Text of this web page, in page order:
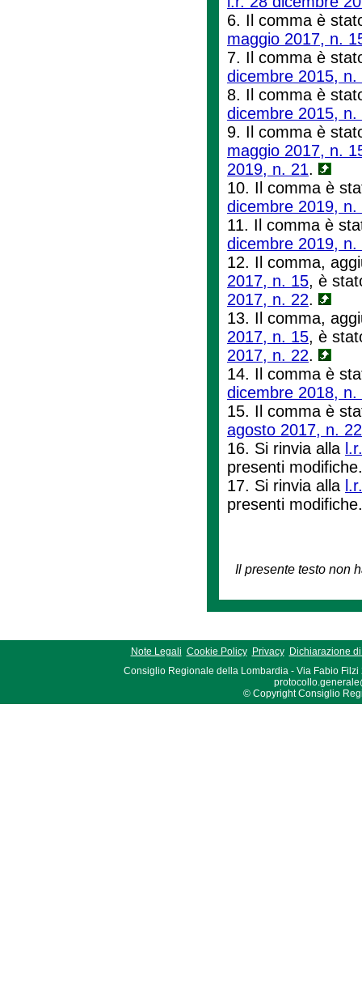
6. Il comma è
maggio 2017, n.
7. Il comma è
dicembre 2015, n.
8. Il comma è
dicembre 2015, n.
9. Il comma è
maggio 2017, n.
2019, n. 21.
10. Il comma è
dicembre 2019, n.
11. Il comma è
dicembre 2019, n.
12. Il comma,
2017, n. 15, è
2017, n. 22.
13. Il comma,
2017, n. 15, è
2017, n. 22.
14. Il comma è
dicembre 2018, n.
15. Il comma è
agosto 2017, n. 22
16. Si rinvia alla
presenti
17. Si rinvia alla
presenti
Il presente testo non
Note Legali Cookie Policy Privacy
Dichiarazione
Consiglio Regionale della Lombardia - Via Fabio Filzi
© Copyright Consiglio